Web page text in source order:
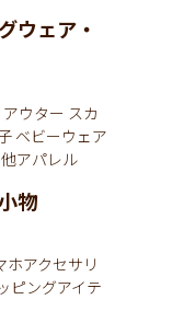
ウェア・
アウター スカ
ベビーウェア
アパレル
物
ホアクセサリ
ピングアイテ